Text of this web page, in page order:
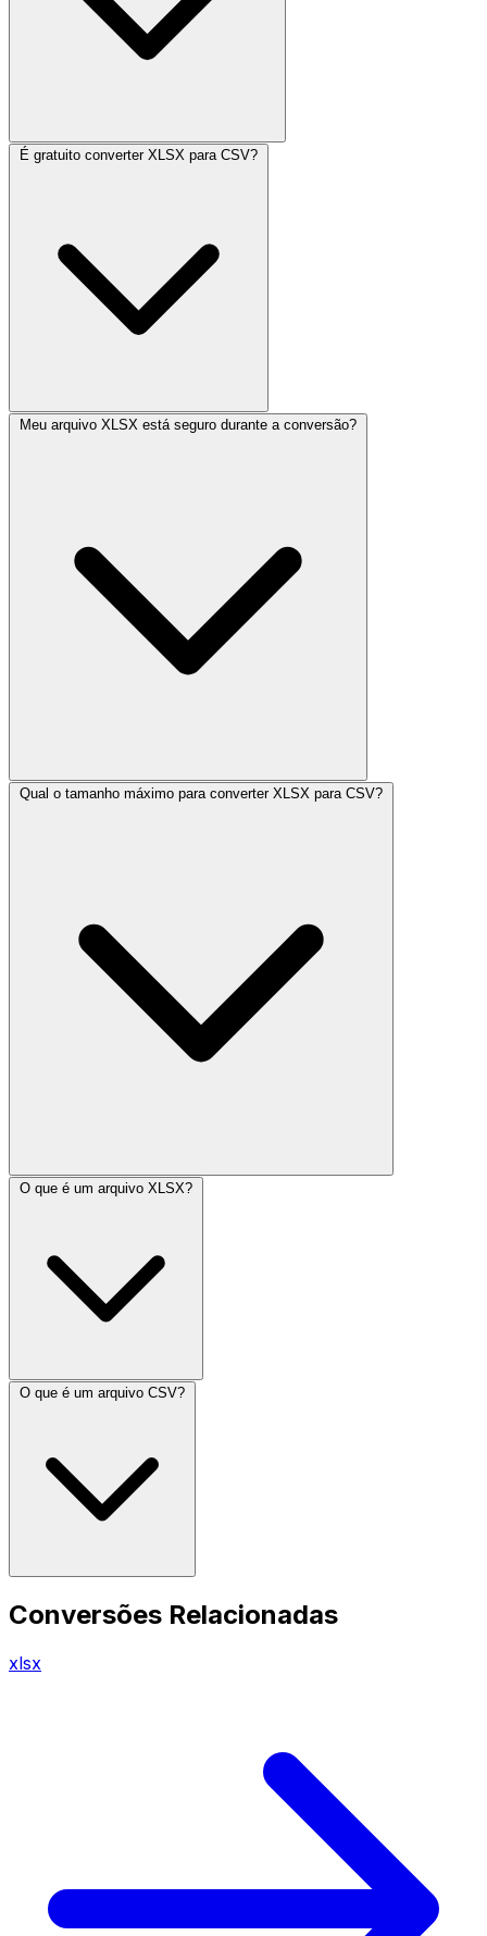
É gratuito converter XLSX para CSV?
Meu arquivo XLSX está seguro durante a conversão?
Qual o tamanho máximo para converter XLSX para CSV?
O que é um arquivo XLSX?
O que é um arquivo CSV?
Conversões Relacionadas
xlsx